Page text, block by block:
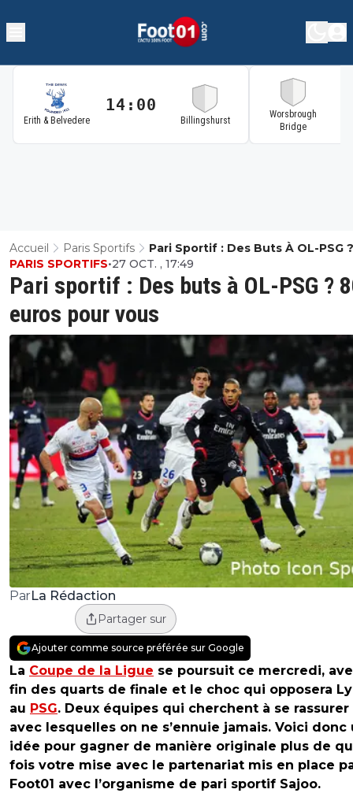
Erith & Belvedere
14:00
Billingshurst
Worsbrough
Bridge
Accueil Paris Sportifs
Pari Sportif : Des Buts À OL-PSG
Euros Pour Vous
Pari sportif : Des buts à OL-PSG ?
euros pour vous
PARIS SPORTIFS•27 OCT. , 17:49
ParLa Rédaction
Partager sur
Ajouter comme source préférée sur Google
La Coupe de la Ligue se poursuit ce mercredi,
fin des quarts de finale et le choc qui opposera
au PSG. Deux équipes qui cherchent à se rassurer
avec lesquelles on ne s’ennuie jamais. Voici donc
idée pour gagner de manière originale plus de
fois votre mise avec le partenariat mis en place
Foot01 avec l’organisme de pari sportif Sajoo.